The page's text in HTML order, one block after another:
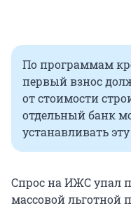
По программам
первый взнос
от стоимости
отдельный банк
устанавливать
Спрос на ИЖС упал
массовой льготной